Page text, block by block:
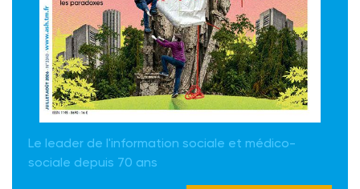
Le leader de l'information sociale et médico-
sociale depuis 70 ans